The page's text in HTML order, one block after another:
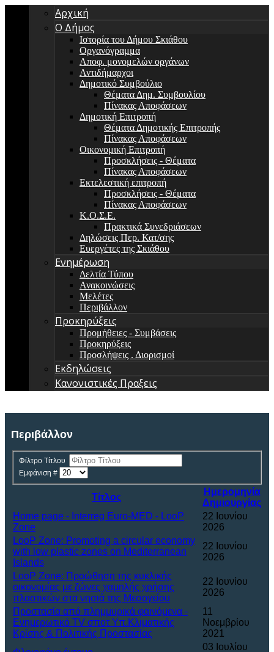
Αρχική
Ο Δήμος
Ιστορία του Δήμου Σκιάθου
Οργανόγραμμα
Αποφ. μονομελών οργάνων
Αντιδήμαρχοι
Δημοτικό Συμβούλιο
Θέματα Δημ. Συμβουλίου
Πίνακας Αποφάσεων
Δημοτική Επιτροπή
Θέματα Δημοτικής Επιτροπής
Πίνακας Αποφάσεων
Οικονομική Επιτροπή
Προσκλήσεις - Θέματα
Πίνακας Αποφάσεων
Εκτελεστική επιτροπή
Προσκλήσεις - Θέματα
Πίνακας Αποφάσεων
Κ.Ο.Σ.Ε.
Πρακτικά Συνεδριάσεων
Δηλώσεις Περ. Κατ/σης
Ευεργέτες της Σκιάθου
Ενημέρωση
Δελτία Τύπου
Ανακοινώσεις
Μελέτες
Περιβάλλον
Προκηρύξεις
Προμήθειες - Συμβάσεις
Προκηρύξεις
Προσλήψεις . Διορισμοί
Εκδηλώσεις
Κανονιστικές Πραξεις
Περιβάλλον
Φίλτρο Τίτλου
Εμφάνιση #
Τίτλος
Ημερομηνία
Δημιουργίας
Home page - Interreg Euro-MED - LooP
Zone
22 Ιουνίου
2026
LooP Zone: Promoting a circular economy
with low plastic zones on Mediterranean
Islands
22 Ιουνίου
2026
LooP Zone: Προώθηση της κυκλικής
οικονομίας με ζώνες χαμηλής χρήσης
πλαστικών στα νησιά της Μεσογείου
22 Ιουνίου
2026
Προστασία από πλημμυρικά φαινόμενα -
Ενημερωτικό TV σποτ Υπ.Κλιματικής
Κρίσης & Πολιτικής Προστασίας
11
Νοεμβρίου
2021
03 Ιουλίου